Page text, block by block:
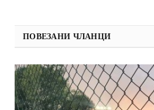
ПОВЕЗАНИ ЧЛАНЦИ